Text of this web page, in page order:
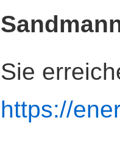
Sie
https://